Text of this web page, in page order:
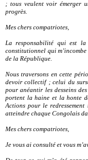
; tous veulent voir émerger
progrès.
Mes chers compatriotes,
La responsabilité qui est la
constitutionnel qui
de la République.
Nous traversons en cette
devoir collectif ; celui du
pour anéantir les desseins
portent la haine et la honte
Actions pour le
atteindre chaque Congolais
Mes chers compatriotes,
Je vous ai consulté et vous